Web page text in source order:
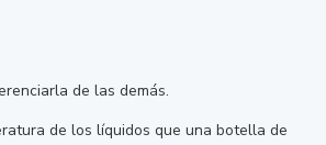
de las demás.
de los líquidos que una botella de